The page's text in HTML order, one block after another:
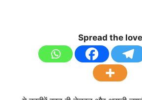
Spread the love